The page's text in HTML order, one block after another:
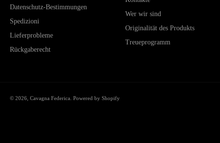
Datenschutz-Bestimmungen
Spedizioni
Lieferprobleme
Rückgaberecht
Wer wir sind
Originalität des Produkts
Treueprogramm
© 2026, Cavagna Federica . Powered by Shopify